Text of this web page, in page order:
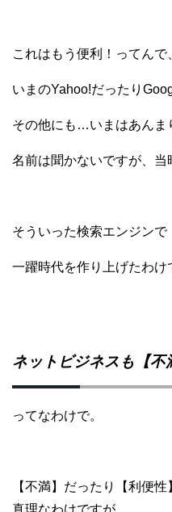
これはもう便利！ってんで
いまのYahoo!だったり
その他にも…いまはあんま
名前は聞かないですが、当
そういった検索エンジンで
一躍時代を作り上げたわけ
ネットビジネスも【不
ってなわけで。
【不満】だったり【利便
真理なわけですが、